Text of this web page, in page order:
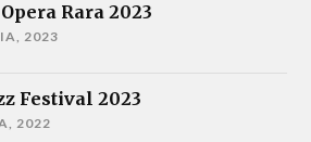
Rara 2023
2023
Festival 2023
2022